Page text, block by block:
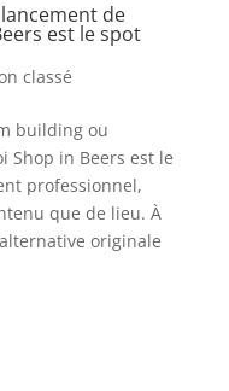
de
est le spot
classé
building ou
Shop in Beers est le
professionnel,
que de lieu. À
alternative originale